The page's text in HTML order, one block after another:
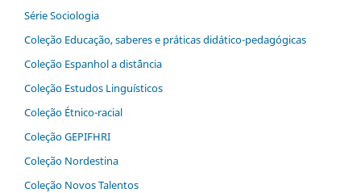
Série Sociologia
Coleção Educação, saberes e práticas didático-pedagógicas
Coleção Espanhol a distˆância
Coleção Estudos Linguísticos
Coleção Étnico-racial
Coleção GEPIFHRI
Coleção Nordestina
Coleção Novos Talentos